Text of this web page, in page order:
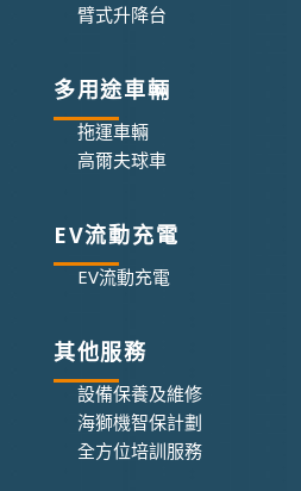
臂式升降台
多用途車輛
拖運車輛
高爾夫球車
EV流動充電
EV流動充電
其他服務
設備保養及維修
海獅機智保計劃
全方位培訓服務